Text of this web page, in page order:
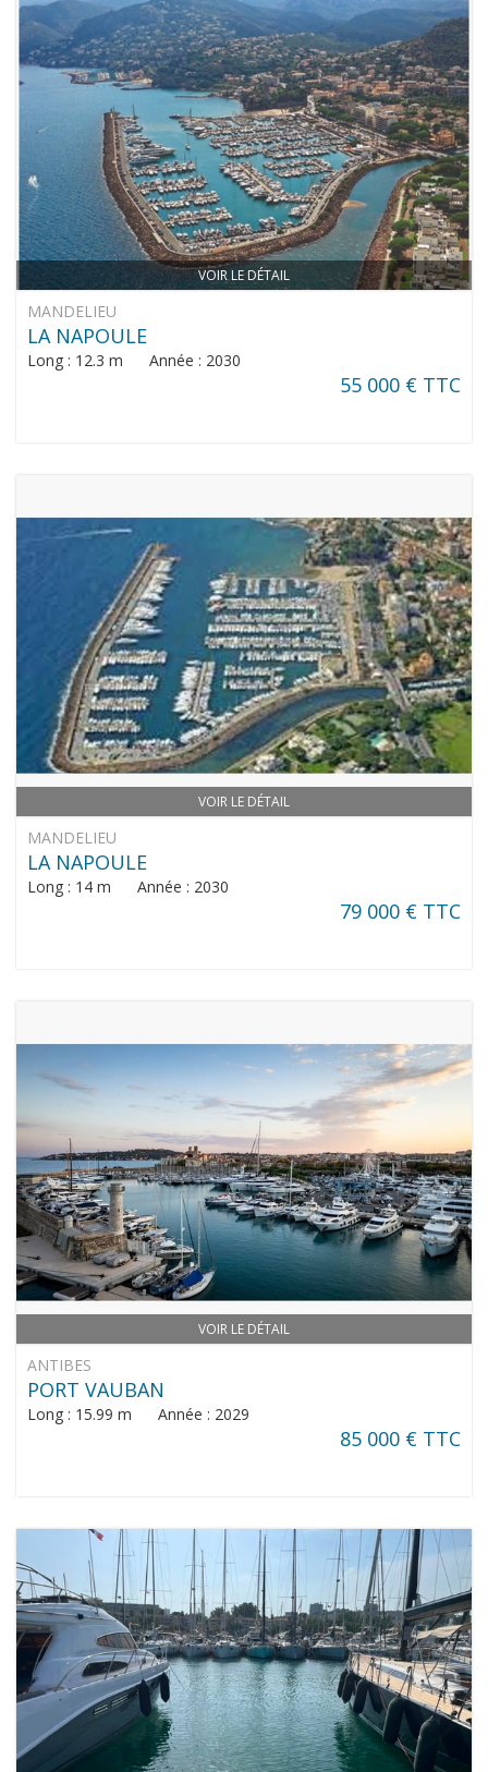
VOIR LE DÉTAIL
MANDELIEU
LA NAPOULE
Long : 12.3 m Année : 2030
55 000 € TTC
VOIR LE DÉTAIL
MANDELIEU
LA NAPOULE
Long : 14 m Année : 2030
79 000 € TTC
VOIR LE DÉTAIL
ANTIBES
PORT VAUBAN
Long : 15.99 m Année : 2029
85 000 € TTC